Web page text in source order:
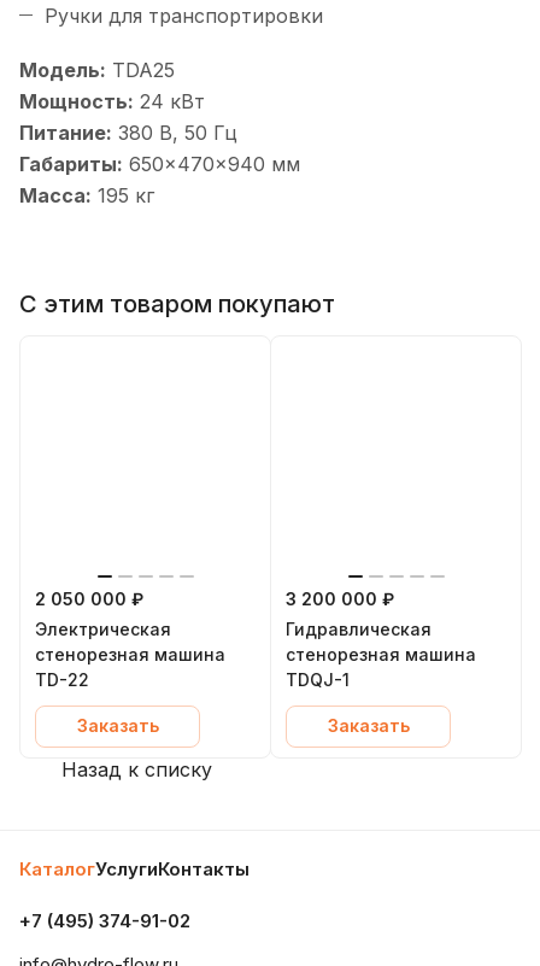
Ручки для транспортировки
Модель: TDA25
Мощность: 24 кВт
Питание: 380 В, 50 Гц
Габариты: 650×470×940 мм
Масса: 195 кг
С этим товаром покупают
2 050 000 ₽
Электрическая
стенорезная машина
TD-22
Заказать
3 200 000 ₽
Гидравлическая
стенорезная машина
TDQJ-1
Заказать
Назад к списку
КаталогУслугиКонтакты
+7 (495) 374-91-02